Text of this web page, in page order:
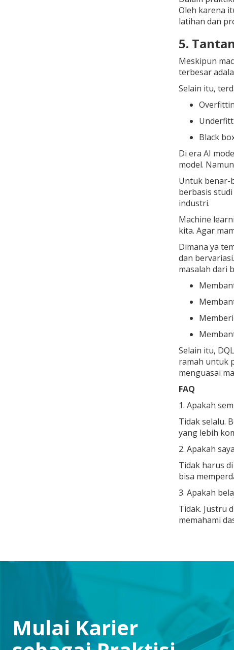
Oleh karena
latihan dan
5.
Meskipun
terbesar
Selain itu,
Black
Di era AI
model.
Untuk benar-
berbasis
industri.
Machine
kita. Agar
Dimana ya
dan
masalah dari
Selain itu,
ramah untuk
menguasai
FAQ
1. Apakah
Tidak selalu.
yang lebih
2. Apakah
Tidak harus
bisa
3. Apakah
Tidak. Justru
memahami
Mulai Karier